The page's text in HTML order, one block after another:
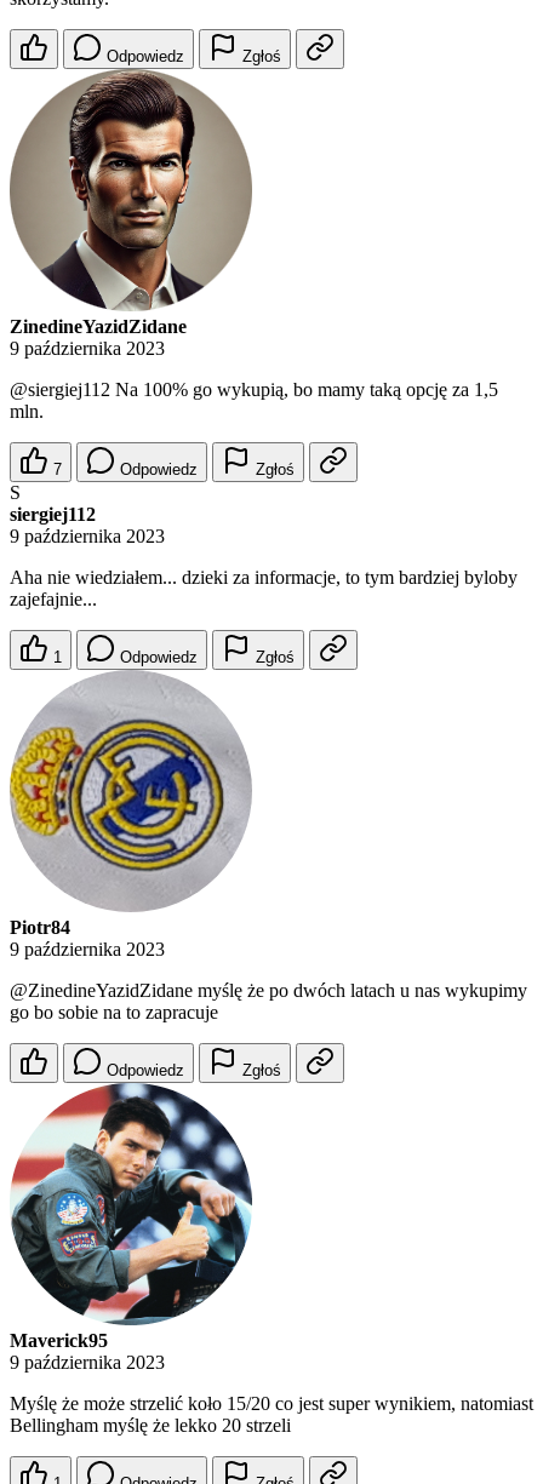
Odpowiedz Zgłoś
ZinedineYazidZidane
9 października 2023
@siergiej112 Na 100% go wykupią, bo mamy taką opcję za 1,5
mln.
7 Odpowiedz Zgłoś
S
siergiej112
9 października 2023
Aha nie wiedziałem... dzieki za informacje, to tym bardziej byloby
zajefajnie...
1 Odpowiedz Zgłoś
Piotr84
9 października 2023
@ZinedineYazidZidane myślę że po dwóch latach u nas wykupimy
go bo sobie na to zapracuje
Odpowiedz Zgłoś
Maverick95
9 października 2023
Myślę że może strzelić koło 15/20 co jest super wynikiem, natomiast
Bellingham myślę że lekko 20 strzeli